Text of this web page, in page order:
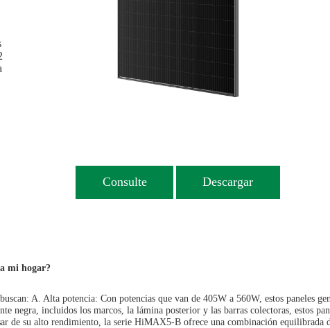
Consulte Descargar
mi hogar?
A. Alta potencia: Con potencias que van de 405W a 560W, estos paneles
negra, incluidos los marcos, la lámina posterior y las barras colectoras, estos
de su alto rendimiento, la serie HiMAX5-B ofrece una combinación